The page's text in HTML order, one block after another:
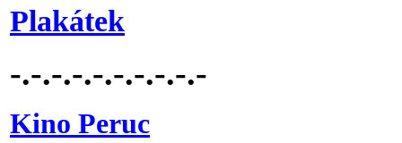
Plakátek
-.-.-.-.-.-.-.-.-.-
Kino Peruc